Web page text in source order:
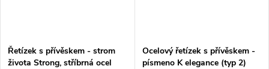
Řetízek s přívěskem - strom
života Strong, stříbrná ocel
Ocelový řetízek s přívěskem -
písmeno K elegance (typ 2)